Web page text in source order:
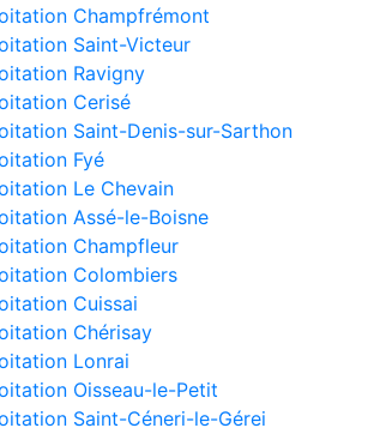
Champfrémont
Saint-Victeur
Ravigny
Cerisé
Saint-Denis-sur-Sarthon
Fyé
Le Chevain
Assé-le-Boisne
Champfleur
Colombiers
Cuissai
Chérisay
Lonrai
Oisseau-le-Petit
Saint-Céneri-le-Gérei